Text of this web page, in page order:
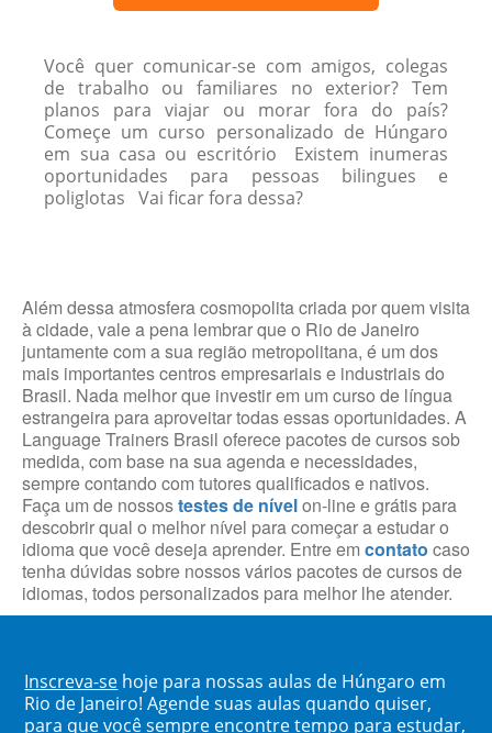
Você quer comunicar-se com amigos, colegas
de trabalho ou familiares no exterior? Tem
planos para viajar ou morar fora do país?
Começe um curso personalizado de Húngaro
em sua casa ou escritório Existem inumeras
oportunidades para pessoas bilingues e
poliglotas Vai ficar fora dessa?
Além dessa atmosfera cosmopolita criada por quem visita
à cidade, vale a pena lembrar que o Rio de Janeiro
juntamente com a sua região metropolitana, é um dos
mais importantes centros empresariais e industriais do
Brasil. Nada melhor que investir em um curso de língua
estrangeira para aproveitar todas essas oportunidades. A
Language Trainers Brasil oferece pacotes de cursos sob
medida, com base na sua agenda e necessidades,
sempre contando com tutores qualificados e nativos.
Faça um de nossostestes de nívelon-line e grátis para
descobrir qual o melhor nível para começar a estudar o
idioma que você deseja aprender. Entre em contato caso
tenha dúvidas sobre nossos vários pacotes de cursos de
idiomas, todos personalizados para melhor lhe atender.
Inscreva-se hoje para nossas aulas de Húngaro em
Rio de Janeiro! Agende suas aulas quando quiser,
para que você sempre encontre tempo para estudar,